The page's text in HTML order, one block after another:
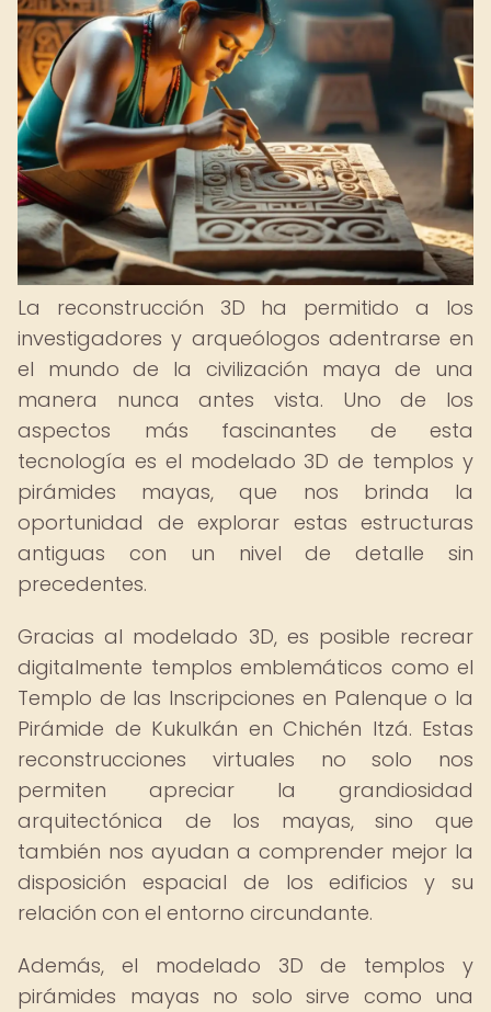
La reconstrucción 3D ha permitido a los
investigadores y arqueólogos adentrarse en
el mundo de la civilización maya de una
manera nunca antes vista. Uno de los
aspectos más fascinantes de esta
tecnología es el modelado 3D de templos y
pirámides mayas, que nos brinda la
oportunidad de explorar estas estructuras
antiguas con un nivel de detalle sin
precedentes.
Gracias al modelado 3D, es posible recrear
digitalmente templos emblemáticos como el
Templo de las Inscripciones en Palenque o la
Pirámide de Kukulkán en Chichén Itzá. Estas
reconstrucciones virtuales no solo nos
permiten apreciar la grandiosidad
arquitectónica de los mayas, sino que
también nos ayudan a comprender mejor la
disposición espacial de los edificios y su
relación con el entorno circundante.
Además, el modelado 3D de templos y
pirámides mayas no solo sirve como una